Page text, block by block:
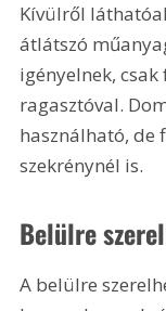
Kívülről
átlátszó
igényelnek,
ragasztóval.
használható, de
szekrénynél is.
Belülre
A belülre